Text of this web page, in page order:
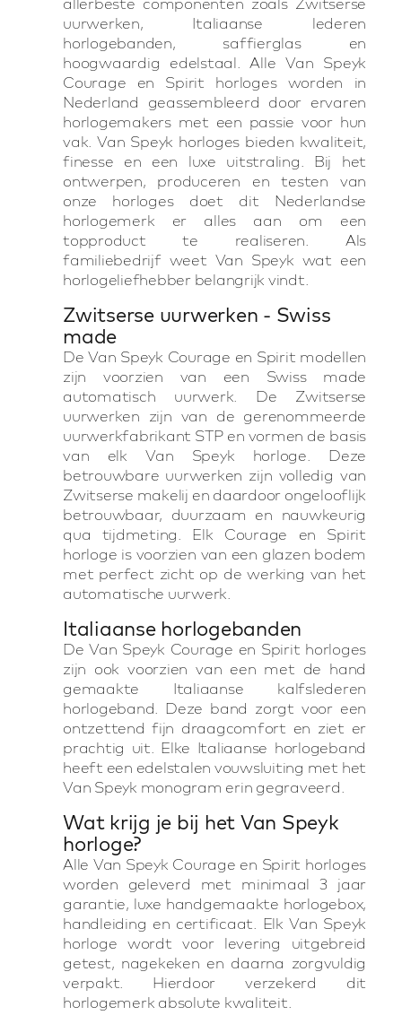
uurwerken, Italiaanse lederen
horlogebanden, saffierglas en
hoogwaardig edelstaal. Alle Van Speyk
Courage en Spirit horloges worden in
Nederland geassembleerd door ervaren
horlogemakers met een passie voor hun
vak. Van Speyk horloges bieden kwaliteit,
finesse en een luxe uitstraling. Bij het
ontwerpen, produceren en testen van
onze horloges doet dit Nederlandse
horlogemerk er alles aan om een
topproduct te realiseren. Als
familiebedrijf weet Van Speyk wat een
horlogeliefhebber belangrijk vindt.
Zwitserse uurwerken - Swiss
made
De Van Speyk Courage en Spirit modellen
zijn voorzien van een Swiss made
automatisch uurwerk. De Zwitserse
uurwerken zijn van de gerenommeerde
uurwerkfabrikant STP en vormen de basis
van elk Van Speyk horloge. Deze
betrouwbare uurwerken zijn volledig van
Zwitserse makelij en daardoor ongelooflijk
betrouwbaar, duurzaam en nauwkeurig
qua tijdmeting. Elk Courage en Spirit
horloge is voorzien van een glazen bodem
met perfect zicht op de werking van het
automatische uurwerk.
Italiaanse horlogebanden
De Van Speyk Courage en Spirit horloges
zijn ook voorzien van een met de hand
gemaakte Italiaanse kalfslederen
horlogeband. Deze band zorgt voor een
ontzettend fijn draagcomfort en ziet er
prachtig uit. Elke Italiaanse horlogeband
heeft een edelstalen vouwsluiting met het
Van Speyk monogram erin gegraveerd.
Wat krijg je bij het Van Speyk
horloge?
Alle Van Speyk Courage en Spirit horloges
worden geleverd met minimaal 3 jaar
garantie, luxe handgemaakte horlogebox,
handleiding en certificaat. Elk Van Speyk
horloge wordt voor levering uitgebreid
getest, nagekeken en daarna zorgvuldig
verpakt. Hierdoor verzekerd dit
horlogemerk absolute kwaliteit.